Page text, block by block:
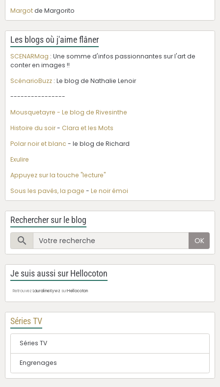
Margotde Margorito
Les blogs où j'aime flâner
SCENARMag : Une somme d'infos passionnantes sur l'art de
conter en images !!
ScénarioBuzz : Le blog de Nathalie Lenoir
----------------
Mousquetayre - Le blog de Rivesinthe
Histoire du soir- Clara et les Mots
Polar noir et blanc - le blog de Richard
Exulire
Appuyez sur la touche "lecture"
Sous les pavés, la page - Le noir émoi
Rechercher sur le blog
OK
Je suis aussi sur Hellocoton
Retrouvez LauralineXywz surHellocoton
Séries TV
Séries TV
Engrenages